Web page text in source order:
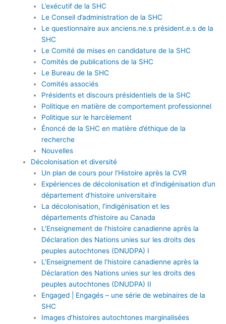
L’exécutif de la SHC
Le Conseil d’administration de la SHC
Le questionnaire aux anciens.ne.s président.e.s de la
SHC
Le Comité de mises en candidature de la SHC
Comités de publications de la SHC
Le Bureau de la SHC
Comités associés
Présidents et discours présidentiels de la SHC
Politique en matière de comportement professionnel
Politique sur le harcèlement
Énoncé de la SHC en matière d’éthique de la
recherche
Nouvelles
Décolonisation et diversité
Un plan de cours pour l’Histoire après la CVR
Expériences de décolonisation et d’indigénisation d’un
département d’histoire universitaire
La décolonisation, l’indigénisation et les
départements d’histoire au Canada
L’Enseignement de l’histoire canadienne après la
Déclaration des Nations unies sur les droits des
peuples autochtones (DNUDPA) I
L’Enseignement de l’histoire canadienne après la
Déclaration des Nations unies sur les droits des
peuples autochtones (DNUDPA) II
Engaged | Engagés – une série de webinaires de la
SHC
Images d’histoires autochtones marginalisées